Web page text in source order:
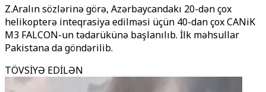
Z.Aralın sözlərinə görə, Azərbaycandakı 20-dən çox
helikopterə inteqrasiya edilməsi üçün 40-dan çox CANiK
M3 FALCON-un tədarükünə başlanılıb. İlk məhsullar
Pakistana da göndərilib.
TÖVSİYƏ EDİLƏN